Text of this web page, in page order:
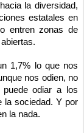
la diversidad,
estatales en
entren zonas de
1,7% lo que nos
nos odien, no
odiar a los
la sociedad. Y por
la nada.